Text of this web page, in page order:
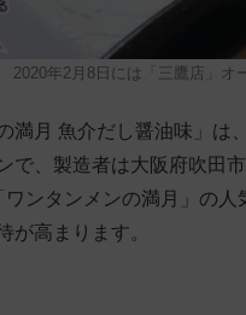
2020年2月8日には「三鷹店」オ
満月 魚介だし醤油味」は
で、製造者は大阪府吹田
ワンタンメンの満月」の
が高まります。